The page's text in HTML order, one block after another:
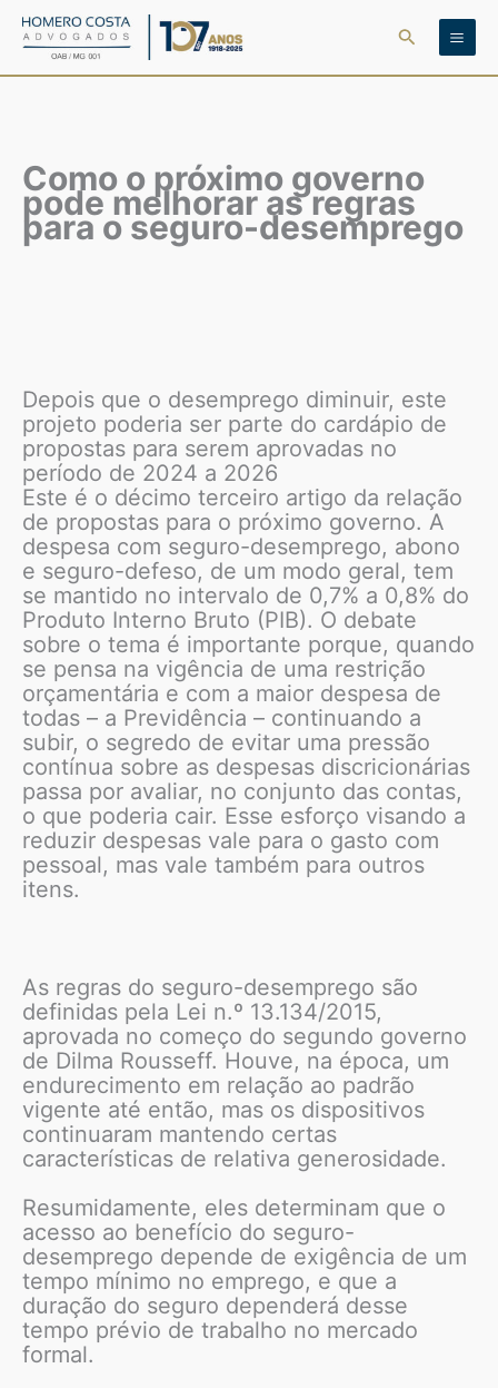
para
Pesquisar
Como o próximo governo
pode melhorar as regras
para o seguro-desemprego
Depois que o desemprego diminuir, este
projeto poderia ser parte do cardápio de
propostas para serem aprovadas no
período de 2024 a 2026
Este é o décimo terceiro artigo da relação
de propostas para o próximo governo. A
despesa com seguro-desemprego, abono
e seguro-defeso, de um modo geral, tem
se mantido no intervalo de 0,7% a 0,8% do
Produto Interno Bruto (PIB). O debate
sobre o tema é importante porque, quando
se pensa na vigência de uma restrição
orçamentária e com a maior despesa de
todas – a Previdência – continuando a
subir, o segredo de evitar uma pressão
contínua sobre as despesas discricionárias
passa por avaliar, no conjunto das contas,
o que poderia cair. Esse esforço visando a
reduzir despesas vale para o gasto com
pessoal, mas vale também para outros
itens.
As regras do seguro-desemprego são
definidas pela Lei n.º 13.134/2015,
aprovada no começo do segundo governo
de Dilma Rousseff. Houve, na época, um
endurecimento em relação ao padrão
vigente até então, mas os dispositivos
continuaram mantendo certas
características de relativa generosidade.
Resumidamente, eles determinam que o
acesso ao benefício do seguro-
desemprego depende de exigência de um
tempo mínimo no emprego, e que a
duração do seguro dependerá desse
tempo prévio de trabalho no mercado
formal.